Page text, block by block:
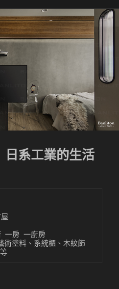
日系工業的生活
一房 一廚房
術塗料、系統櫃、木紋飾
系工業的生活美學